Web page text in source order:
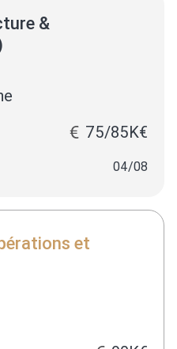
&
75/85K€
04/08
et